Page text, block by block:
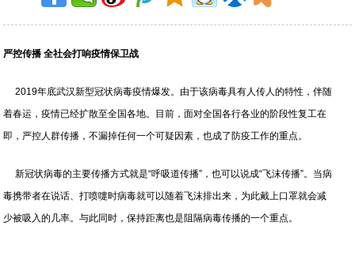
严控传播 全社会打响疫情保卫战
2019年底武汉新型冠状病毒疫情爆发。由于该病毒具有人传人的特性，伴随
着春运，疫情已经扩散至全国各地。目前，面对全国各行各业的阶段性复工在
即，严控人群传播，不漏掉任何一个可疑因素，也成了防疫工作的重点。
新冠状病毒的主要传播方式就是“呼吸道传播”，也可以说成“飞沫传播”。当病
毒携带者在说话、打喷嚏时病毒就可以随着飞沫排出来，为此戴上口罩就会减
少被吸入的几率。与此同时，保持距离也是阻隔病毒传播的一个重点。